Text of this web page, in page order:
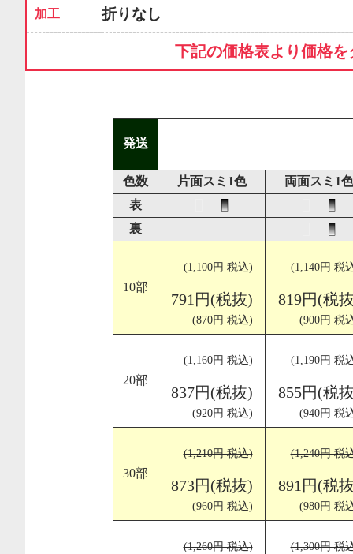
加工 折りなし
下記の価格表より価格
発送
色数 片面スミ1色
両面スミ1色
表
裏
10部
(1,100円 税込)
791円(税抜)
(870円 税込)
(1,140円 税
819円(税
(900円 税
20部
(1,160円 税込)
837円(税抜)
(920円 税込)
(1,190円 税
855円(税
(940円 税
30部
(1,210円 税込)
873円(税抜)
(960円 税込)
(1,240円 税
891円(税
(980円 税
(1,260円 税込) (1,300円 税